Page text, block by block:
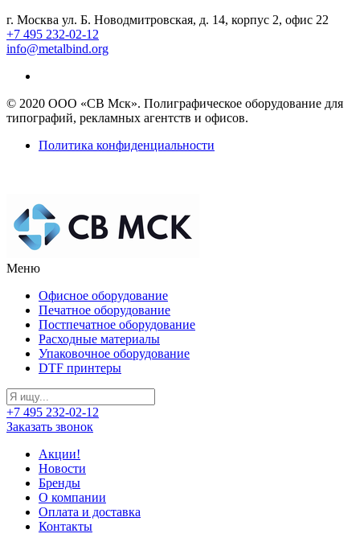
г. Москва ул. Б. Новодмитровская, д. 14, корпус 2, офис 22
+7 495 232-02-12
info@metalbind.org
© 2020 ООО «СВ Мск». Полиграфическое оборудование для
типографий, рекламных агентств и офисов.
Политика конфиденциальности
Меню
Офисное оборудование
Печатное оборудование
Постпечатное оборудование
Расходные материалы
Упаковочное оборудование
DTF принтеры
+7 495 232-02-12
Заказать звонок
Акции!
Новости
Бренды
О компании
Оплата и доставка
Контакты